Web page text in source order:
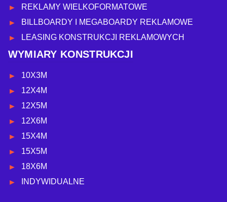
REKLAMY WIELKOFORMATOWE
BILLBOARDY I MEGABOARDY REKLAMOWE
LEASING KONSTRUKCJI REKLAMOWYCH
WYMIARY KONSTRUKCJI
10X3M
12X4M
12X5M
12X6M
15X4M
15X5M
18X6M
INDYWIDUALNE